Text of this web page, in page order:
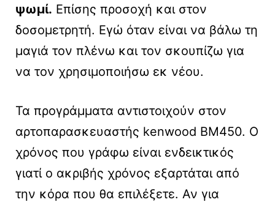
ψωμί. Επίσης προσοχή και στον
δοσομετρητή. Εγώ όταν είναι να βάλω τη
μαγιά τον πλένω και τον σκουπίζω για
να τον χρησιμοποιήσω εκ νέου.
Τα προγράμματα αντιστοιχούν στον
αρτοπαρασκευαστής kenwood BM450. Ο
χρόνος που γράφω είναι ενδεικτικός
γιατί ο ακριβής χρόνος εξαρτάται από
την κόρα που θα επιλέξετε. Αν για